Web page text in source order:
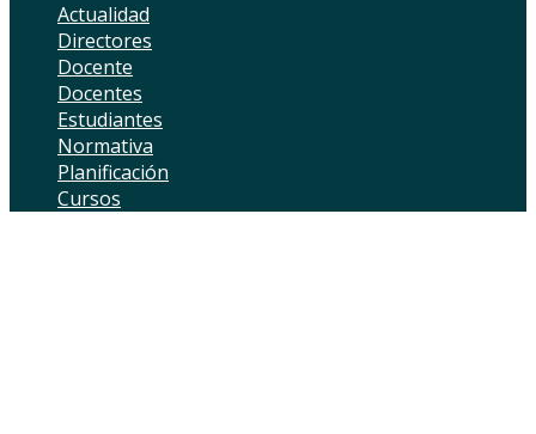
Actualidad
Directores
Docente
Docentes
Estudiantes
Normativa
Planificación
Cursos